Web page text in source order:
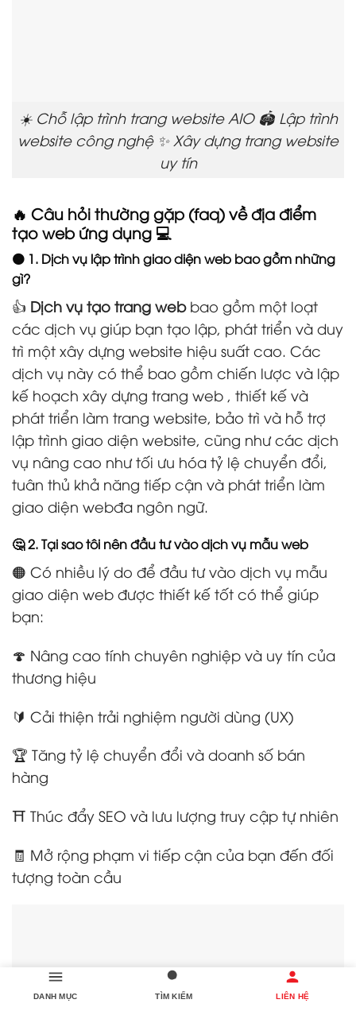
☀️ Chỗ lập trình trang website AIO 🏟️ Lập trình
website công nghệ ✨ Xây dựng trang website
uy tín
🔥 Câu hỏi thường gặp (faq) về địa điểm
tạo web ứng dụng 💻
🟠 1. Dịch vụ lập trình giao diện web bao gồm những
gì?
👍 Dịch vụ tạo trang webbao gồm một loạt
các dịch vụ giúp bạn tạo lập, phát triển và duy
trì một xây dựng website hiệu suất cao. Các
dịch vụ này có thể bao gồm chiến lược và lập
kế hoạch xây dựng trang web , thiết kế và
phát triển làm trang website, bảo trì và hỗ trợ
lập trình giao diện website, cũng như các dịch
vụ nâng cao như tối ưu hóa tỷ lệ chuyển đổi,
tuân thủ khả năng tiếp cận và phát triển làm
giao diện webđa ngôn ngữ.
🤔 2. Tại sao tôi nên đầu tư vào dịch vụ mẫu web
🟠 Có nhiều lý do để đầu tư vào dịch vụ mẫu
giao diện web được thiết kế tốt có thể giúp
bạn:
🍄 Nâng cao tính chuyên nghiệp và uy tín của
thương hiệu
🔰 Cải thiện trải nghiệm người dùng (UX)
🏆 Tăng tỷ lệ chuyển đổi và doanh số bán
hàng
⛩️ Thúc đẩy SEO và lưu lượng truy cập tự nhiên
🧾 Mở rộng phạm vi tiếp cận của bạn đến đối
tượng toàn cầu
DANH MỤC TÌM KIẾM LIÊN HỆ